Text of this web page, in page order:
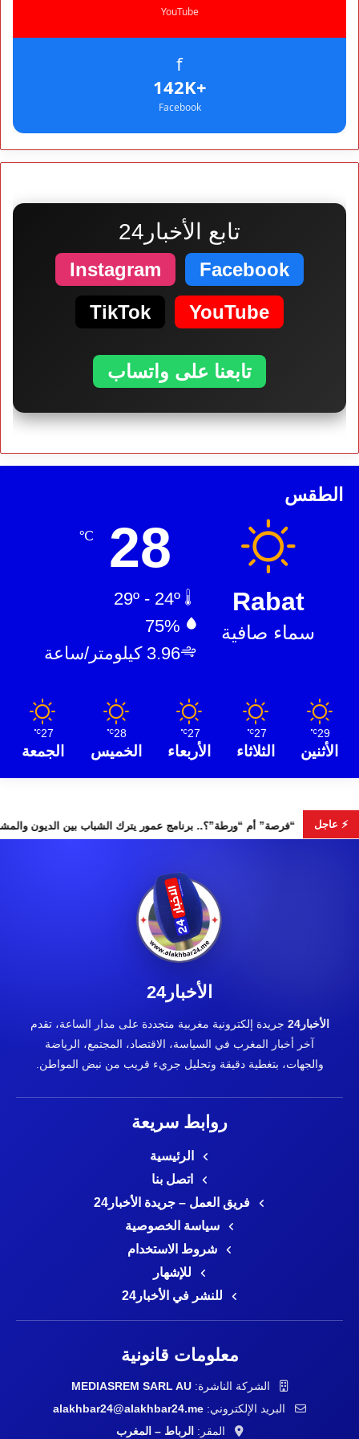
YouTube
f
+142K
Facebook
تابع الأخبار24
Facebook
Instagram
YouTube
TikTok
تابعنا على واتساب
الطقس
Rabat
سماء صافية
28
℃
75%
3.96 كيلومتر/ساعة
29
℃
الأثنين
27
℃
الثلاثاء
27
℃
الأربعاء
28
℃
الخميس
27
℃
الجمعة
⚡ عاجل “فرصة” أم “ورطة”؟.. برنامج عمور يترك الشباب
الأخبار24
الأخبار24
جريدة إلكترونية مغربية متجددة على مدار الساعة، تقدم
آخر أخبار المغرب في السياسة، الاقتصاد، المجتمع، الرياضة
والجهات، بتغطية دقيقة وتحليل جريء قريب من نبض المواطن.
روابط سريعة
الرئيسية
اتصل بنا
فريق العمل – جريدة الأخبار24
سياسة الخصوصية
شروط الاستخدام
للإشهار
للنشر في الأخبار24
معلومات قانونية
الشركة الناشرة:MEDIASREM SARL AU
البريد الإلكتروني: alakhbar24@alakhbar24.me
المقر:الرباط – المغرب